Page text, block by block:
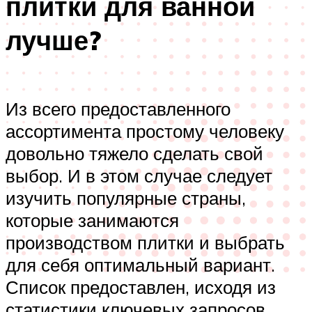
лучше?
Из всего предоставленного
ассортимента простому человеку
довольно тяжело сделать свой
выбор. И в этом случае следует
изучить популярные страны,
которые занимаются
производством плитки и выбрать
для себя оптимальный вариант.
Список предоставлен, исходя из